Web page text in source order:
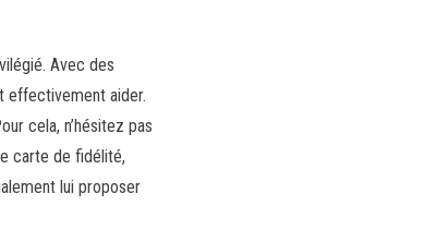
Avec des
effectivement aider.
cela, n’hésitez pas
carte de fidélité,
lui proposer